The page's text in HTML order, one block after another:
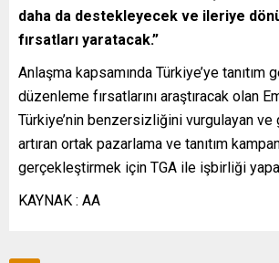
daha da destekleyecek ve ileriye
fırsatları yaratacak.”
Anlaşma kapsamında Türkiye’ye tanıtım
düzenleme fırsatlarını araştıracak olan
Türkiye’nin benzersizliğini vurgulayan ve
artıran ortak pazarlama ve tanıtım
gerçekleştirmek için TGA ile işbirliği
KAYNAK : AA